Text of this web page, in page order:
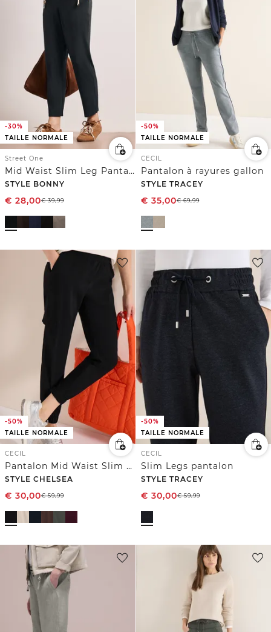
-30%
TAILLE NORMALE
Street One
Mid Waist Slim Leg Pantalon Loose Fit
STYLE BONNY
€ 28,00€39,99
-50%
TAILLE NORMALE
CECIL
Pantalon à rayures gallon
STYLE TRACEY
€ 35,00€69,99
-50%
TAILLE NORMALE
CECIL
Pantalon Mid Waist Slim Leg au look cargo
STYLE CHELSEA
€ 30,00€59,99
-50%
TAILLE NORMALE
CECIL
Slim Legs pantalon
STYLE TRACEY
€ 30,00€59,99